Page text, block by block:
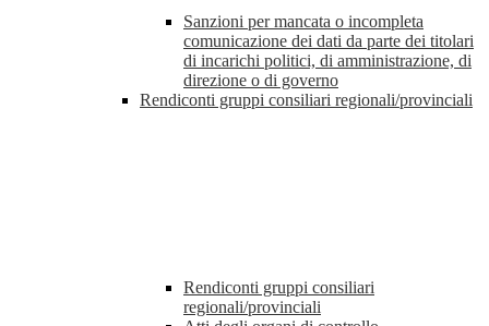
Sanzioni per mancata o incompleta
comunicazione dei dati da parte dei titolari
di incarichi politici, di amministrazione, di
direzione o di governo
Rendiconti gruppi consiliari regionali/provinciali
Rendiconti gruppi consiliari
regionali/provinciali